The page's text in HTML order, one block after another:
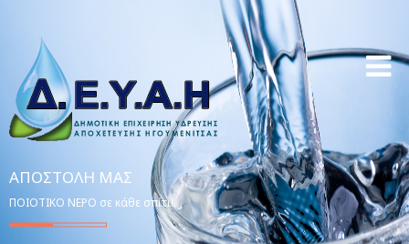
ΑΠΟΣΤΟΛΉ ΜΑΣ
ΠΟΙΟΤΙΚΟ ΝΕΡΟ σε κάθε σπίτι!